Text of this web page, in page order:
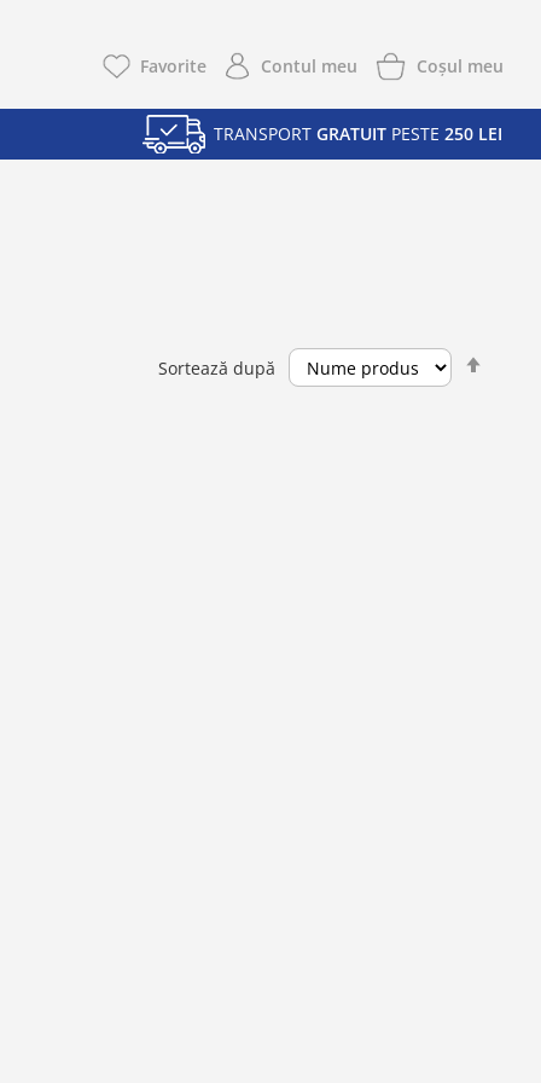
Favorite Contul meu Coşul meu
TRANSPORT GRATUIT PESTE 250 LEI
Sortează după